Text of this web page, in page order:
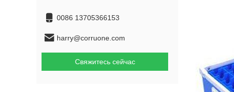
0086 13705366153
harry@corruone.com
Свяжитесь сейчас